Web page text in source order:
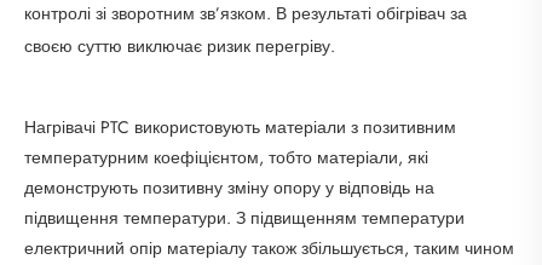
контролі зі зворотним зв’язком. В результаті обігрівач за
своєю суттю виключає ризик перегріву.
Нагрівачі PTC використовують матеріали з позитивним
температурним коефіцієнтом, тобто матеріали, які
демонструють позитивну зміну опору у відповідь на
підвищення температури. З підвищенням температури
електричний опір матеріалу також збільшується, таким чином